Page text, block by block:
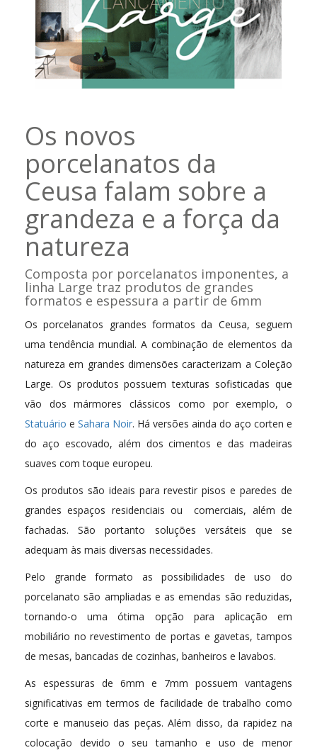
Os novos
porcelanatos da
Ceusa falam sobre a
grandeza e a força da
natureza
Composta por porcelanatos imponentes, a
linha Large traz produtos de grandes
formatos e espessura a partir de 6mm
Os porcelanatos grandes formatos da Ceusa, seguem
uma tendência mundial. A combinação de elementos da
natureza em grandes dimensões caracterizam a Coleção
Large. Os produtos possuem texturas sofisticadas que
vão dos mármores clássicos como por exemplo, o
Statuário e Sahara Noir. Há versões ainda do aço corten e
do aço escovado, além dos cimentos e das madeiras
suaves com toque europeu.
Os produtos são ideais para revestir pisos e paredes de
grandes espaços residenciais ou comerciais, além de
fachadas. São portanto soluções versáteis que se
adequam às mais diversas necessidades.
Pelo grande formato as possibilidades de uso do
porcelanato são ampliadas e as emendas são reduzidas,
tornando-o uma ótima opção para aplicação em
mobiliário no revestimento de portas e gavetas, tampos
de mesas, bancadas de cozinhas, banheiros e lavabos.
As espessuras de 6mm e 7mm possuem vantagens
significativas em termos de facilidade de trabalho como
corte e manuseio das peças. Além disso, da rapidez na
colocação devido o seu tamanho e uso de menor